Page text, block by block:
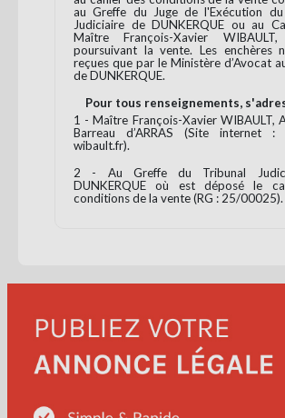
au Greffe du Juge de l'Exécution du
Judiciaire de DUNKERQUE ou au
Maître François-Xavier
poursuivant la vente. Les enchères
reçues que par le Ministère d’Avocat
de DUNKERQUE.
Pour tous renseignements,
1 - Maître François-Xavier WIBAULT,
Barreau d’ARRAS (Site internet :
wibault.fr).
2 - Au Greffe du Tribunal
DUNKERQUE où est déposé le
conditions de la vente (RG : 25/00025).